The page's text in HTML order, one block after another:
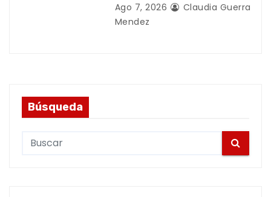
Ago 7, 2026
Claudia Guerra
Mendez
Búsqueda